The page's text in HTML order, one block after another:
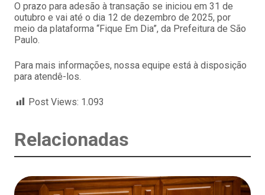
O prazo para adesão à transação se iniciou em 31 de
outubro e vai até o dia 12 de dezembro de 2025, por
meio da plataforma “Fique Em Dia”, da Prefeitura de São
Paulo.
Para mais informações, nossa equipe está à disposição
para atendê-los.
Post Views: 1.093
Relacionadas